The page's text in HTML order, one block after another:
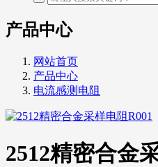
产品中心
网站首页
产品中心
电流感测电阻
2512精密合金